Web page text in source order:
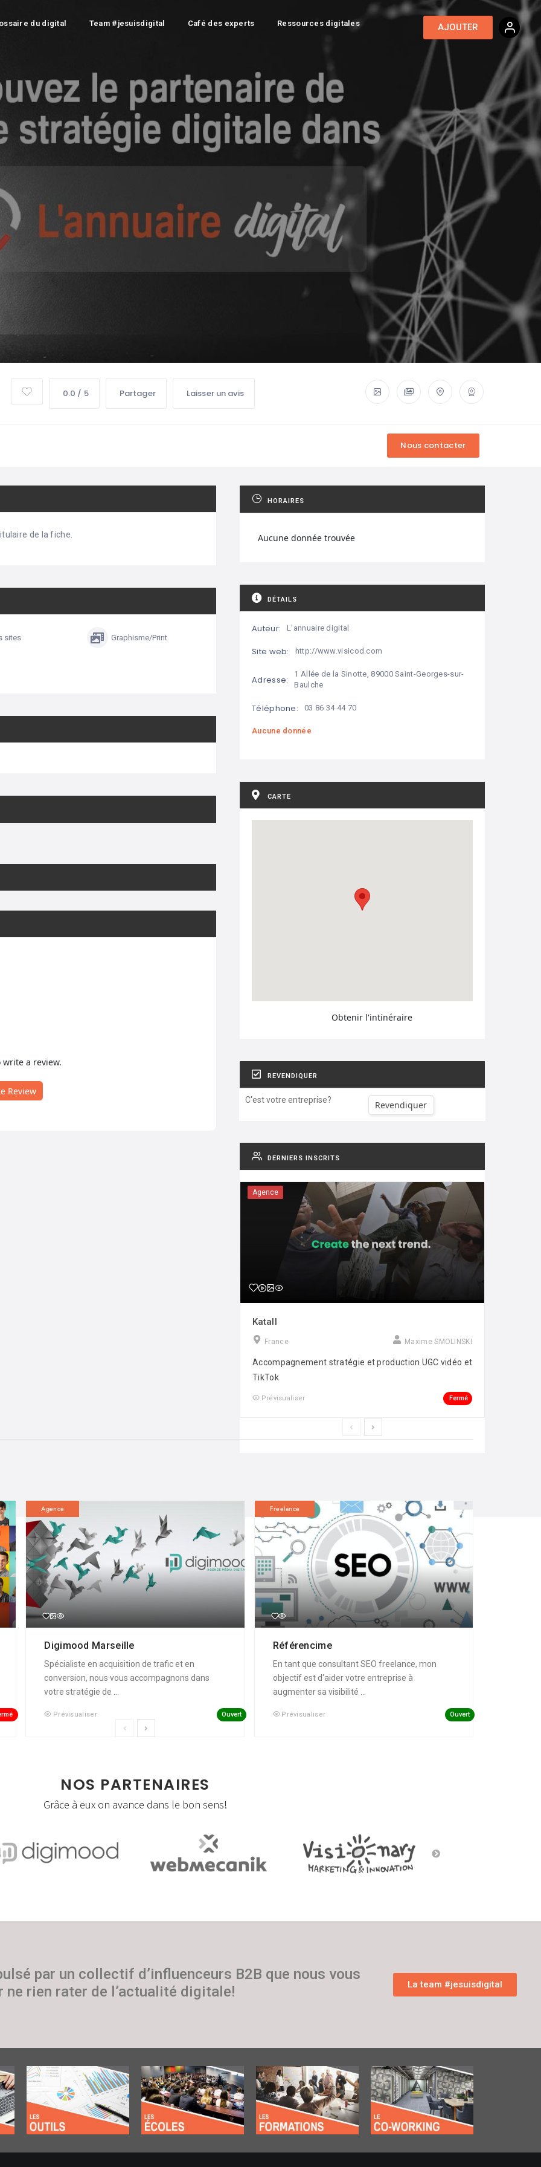
du digital Team #jesuisdigital Café des experts Ressources digitales AJOUTER
0.0 / 5 Partager Laisser un avis
de la fiche.
sites Graphisme/Print
a review.
Review
HORAIRES
Aucune donnée trouvée
DÉTAILS
Auteur: L'annuaire digital
Site web: http://www.visicod.com
Adresse:
1 Allée de la Sinotte, 89000 Saint-Georges-sur-
Baulche
Téléphone: 03 86 34 44 70
Aucune donnée
CARTE
Obtenir l'intinéraire
REVENDIQUER
C'est votre entreprise? Revendiquer
DERNIERS INSCRITS
Agence
Katall
France Maxime SMOLINSKI
Accompagnement stratégie et production UGC vidéo et
TikTok
Prévisualiser Fermé
Agence
Digimood Marseille
Spécialiste en acquisition de trafic et en
conversion, nous vous accompagnons dans
votre stratégie de ...
Prévisualiser Ouvert
Freelance
Référencime
En tant que consultant SEO freelance, mon
objectif est d'aider votre entreprise à
augmenter sa visibilité ...
Prévisualiser Ouvert
NOS PARTENAIRES
Grâce à eux on avance dans le bon sens!
par un collectif d’influenceurs B2B que nous vous
ne rien rater de l’actualité digitale!
La team #jesuisdigital